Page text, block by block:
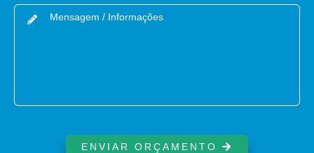
ENVIAR ORÇAMENTO